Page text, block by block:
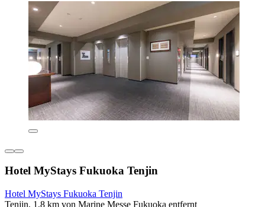
Hotel MyStays Fukuoka Tenjin
Hotel MyStays Fukuoka Tenjin
Tenjin, 1,8 km von Marine Messe Fukuoka entfernt